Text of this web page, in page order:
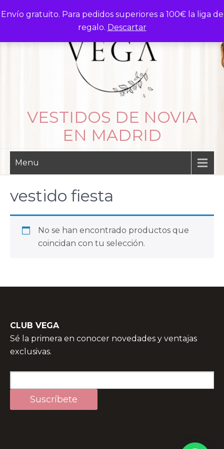
Envío gratuito. Para pedidos superiores a 100€ la liga de
regalo. Descartar
to
VESTIDOS DE NOVIA
EN MADRID
Menu
vestido fiesta
No se han encontrado productos que
coincidan con tu selección.
CLUB VEGA
Sé la primera en conocer novedades y ventajas
exclusivas.